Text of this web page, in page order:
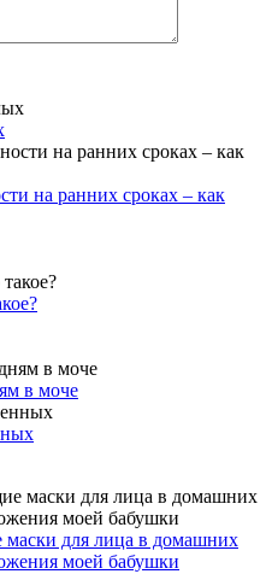
на ранних сроках – как
в моче
для лица в домашних
моей бабушки